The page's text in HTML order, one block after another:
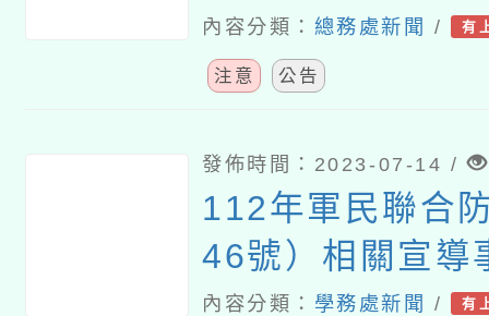
內容分類： 總務處新聞 / 有
注意 公告
發佈時間：2023-07-14 /
112年軍民聯合
46號）相關宣導
內容分類： 學務處新聞 / 有